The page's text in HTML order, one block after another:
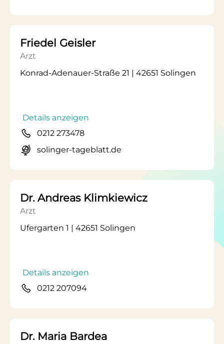
Friedel Geisler
Arzt
Konrad-Adenauer-Straße 21 | 42651 Solingen
Details anzeigen
0212 273478
solinger-tageblatt.de
Dr. Andreas Klimkiewicz
Arzt
Ufergarten 1 | 42651 Solingen
Details anzeigen
0212 207094
Dr. Maria Bardea